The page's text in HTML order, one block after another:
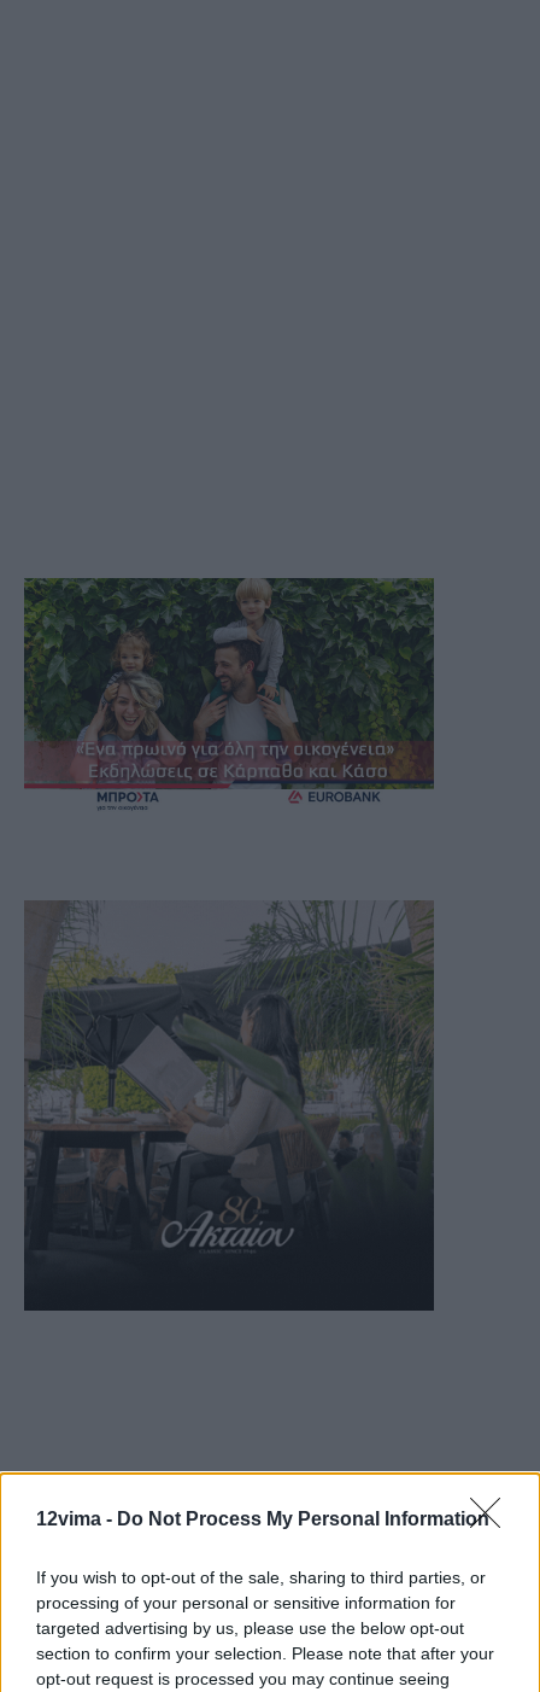
12vima - Do Not Process My Personal Information
If you wish to opt-out of the sale, sharing to third parties, or
processing of your personal or sensitive information for
targeted advertising by us, please use the below opt-out
section to confirm your selection. Please note that after your
opt-out request is processed you may continue seeing